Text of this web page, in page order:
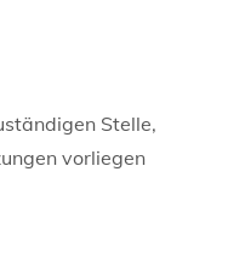
Stelle,
vorliegen